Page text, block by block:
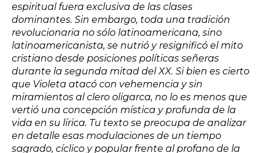
espiritual fuera exclusiva de las clases
dominantes. Sin embargo, toda una tradición
revolucionaria no sólo latinoamericana, sino
latinoamericanista, se nutrió y resignificó el mito
cristiano desde posiciones políticas señeras
durante la segunda mitad del XX. Si bien es cierto
que Violeta atacó con vehemencia y sin
miramientos al clero oligarca, no lo es menos que
vertió una concepción mística y profunda de la
vida en su lírica. Tu texto se preocupa de analizar
en detalle esas modulaciones de un tiempo
sagrado, cíclico y popular frente al profano de la